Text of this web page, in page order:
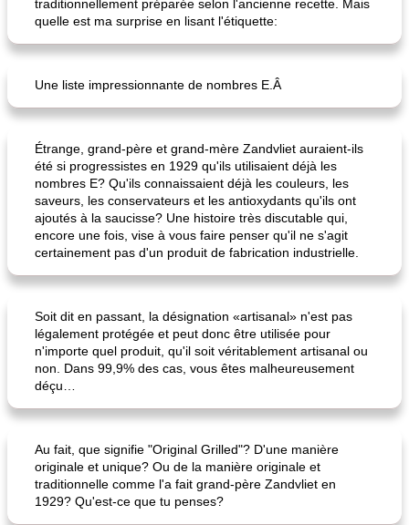
traditionnellement préparée selon l'ancienne recette. Mais
quelle est ma surprise en lisant l'étiquette:
Une liste impressionnante de nombres E.Â
Étrange, grand-père et grand-mère Zandvliet auraient-ils
été si progressistes en 1929 qu'ils utilisaient déjà les
nombres E? Qu'ils connaissaient déjà les couleurs, les
saveurs, les conservateurs et les antioxydants qu'ils ont
ajoutés à la saucisse? Une histoire très discutable qui,
encore une fois, vise à vous faire penser qu'il ne s'agit
certainement pas d'un produit de fabrication industrielle.
Soit dit en passant, la désignation «artisanal» n'est pas
légalement protégée et peut donc être utilisée pour
n'importe quel produit, qu'il soit véritablement artisanal ou
non. Dans 99,9% des cas, vous êtes malheureusement
déçu…
Au fait, que signifie "Original Grilled"? D'une manière
originale et unique? Ou de la manière originale et
traditionnelle comme l'a fait grand-père Zandvliet en
1929? Qu'est-ce que tu penses?